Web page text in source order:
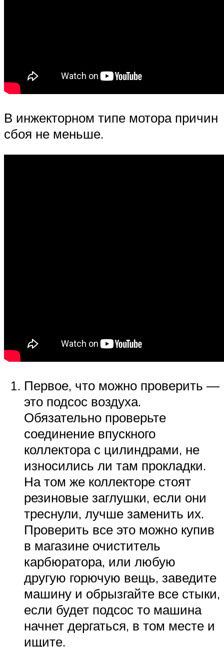
В инжекторном типе мотора причин
сбоя не меньше.
Первое, что можно проверить —
это подсос воздуха.
Обязательно проверьте
соединение впускного
коллектора с цилиндрами, не
износились ли там прокладки.
На том же коллекторе стоят
резиновые заглушки, если они
треснули, лучше заменить их.
Проверить все это можно купив
в магазине очиститель
карбюратора, или любую
другую горючую вещь, заведите
машину и обрызгайте все стыки,
если будет подсос то машина
начнет дергаться, в том месте и
ищите.